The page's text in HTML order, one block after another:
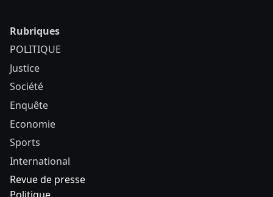
Rubriques
POLITIQUE
Justice
Société
Enquête
Economie
Sports
International
Revue de presse